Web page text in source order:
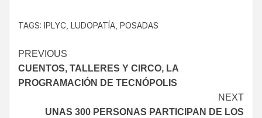
TAGS: IPLYC LUDOPATÍA POSADAS
PREVIOUS
CUENTOS, TALLERES Y CIRCO, LA
PROGRAMACIÓN DE TECNÓPOLIS
NEXT
UNAS 300 PERSONAS PARTICIPAN DE LOS